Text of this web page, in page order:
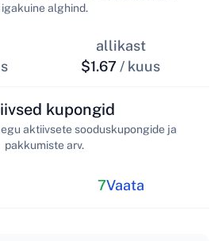
igakuine alghind.
allikast
$1.67 / kuus
kupongid
aktiivsete sooduskupongide ja
pakkumiste arv.
7Vaata